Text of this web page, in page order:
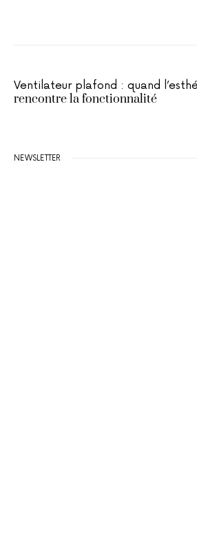
Ventilateur plafond : quand
rencontre la fonctionnalité
NEWSLETTER